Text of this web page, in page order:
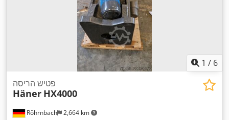
1 / 6
Röhrnbach 2,664 km
פטיש הריסה
Häner HX4000